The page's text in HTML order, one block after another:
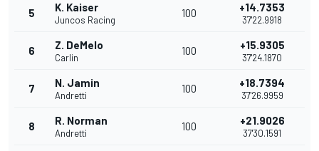
5 K. Kaiser
Juncos Racing
100 +14.7353
37'22.9918
6 Z. DeMelo
Carlin
100 +15.9305
37'24.1870
7 N. Jamin
Andretti
100 +18.7394
37'26.9959
8 R. Norman
Andretti
100 +21.9026
37'30.1591